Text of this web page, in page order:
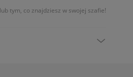
tym, co znajdziesz w swojej szafie!